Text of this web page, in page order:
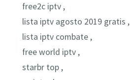
free2c iptv ,
lista iptv agosto 2019 gratis ,
lista iptv combate ,
free world iptv ,
starbr top ,